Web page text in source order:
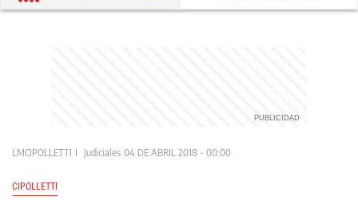
LMCIPOLLETTI Judiciales 04 DE ABRIL 2018 - 00:00
CIPOLLETTI